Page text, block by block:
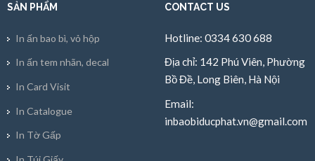
SẢN PHẨM
In ấn bao bì, vỏ hộp
In ấn tem nhãn, decal
In Card Visit
In Catalogue
In Tờ Gấp
CONTACT US
Hotline: 0334 630 688
Địa chỉ: 142 Phú Viên, Phường
Bồ Đề, Long Biên, Hà Nội
Email:
inbaobiducphat.vn@gmail.com